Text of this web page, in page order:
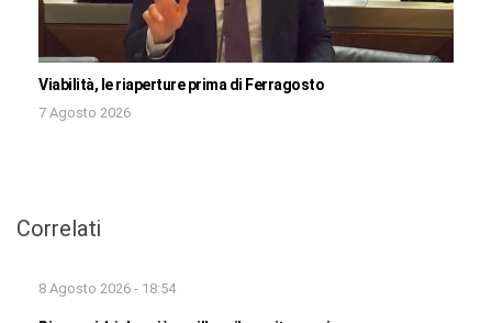
Viabilità, le riaperture prima di Ferragosto
7 Agosto 2026
Correlati
8 Agosto 2026 - 18:54